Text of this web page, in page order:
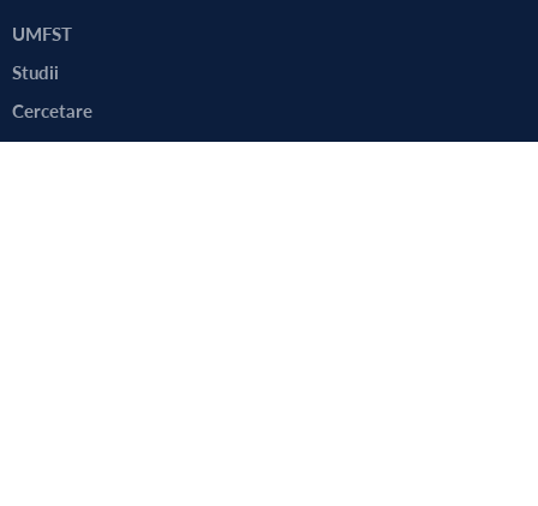
UMFST
Studii
Cercetare
Internațional